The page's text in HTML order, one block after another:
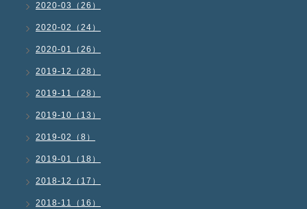
2020-03（26）
2020-02（24）
2020-01（26）
2019-12（28）
2019-11（28）
2019-10（13）
2019-02（8）
2019-01（18）
2018-12（17）
2018-11（16）